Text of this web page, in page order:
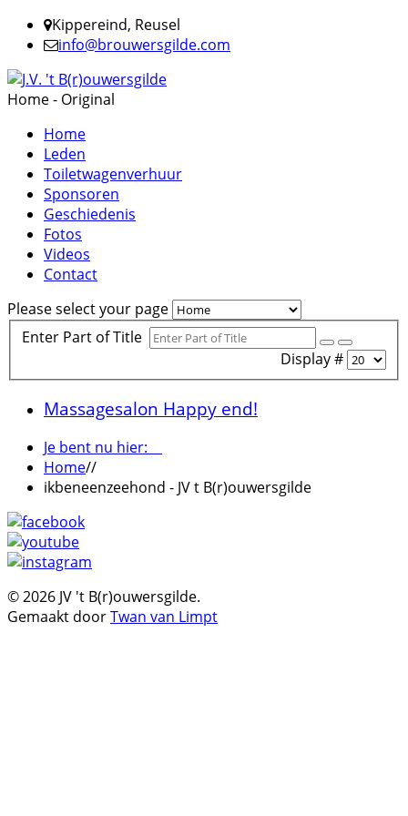
Kippereind, Reusel
info@brouwersgilde.com
Home - Original
Home
Leden
Toiletwagenverhuur
Sponsoren
Geschiedenis
Fotos
Videos
Contact
Please select your page
Enter Part of Title
Display #
Massagesalon Happy end!
Je bent nu hier:
Home//
ikbeneenzeehond - JV t B(r)ouwersgilde
© 2026 JV 't B(r)ouwersgilde.
Gemaakt doorTwan van Limpt